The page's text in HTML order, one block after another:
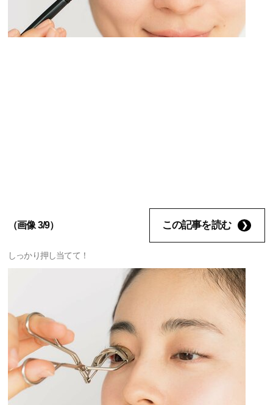
（画像 3/9） この記事を読む
しっかり押し当てて！